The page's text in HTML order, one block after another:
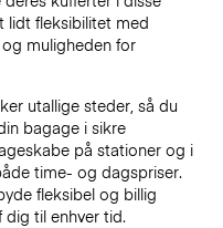
lidt fleksibilitet med
muligheden for
utallige steder, så du
bagage i sikre
på stationer og i
time- og dagspriser.
fleksibel og billig
til enhver tid.